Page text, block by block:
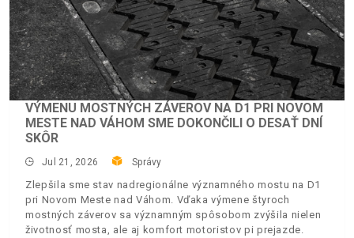
VÝMENU MOSTNÝCH ZÁVEROV NA D1 PRI NOVOM
MESTE NAD VÁHOM SME DOKONČILI O DESAŤ DNÍ
SKÔR
Jul 21, 2026 Správy
Zlepšila sme stav nadregionálne významného mostu na D1
pri Novom Meste nad Váhom. Vďaka výmene štyroch
mostných záverov sa významným spôsobom zvýšila nielen
životnosť mosta, ale aj komfort motoristov pi prejazde.